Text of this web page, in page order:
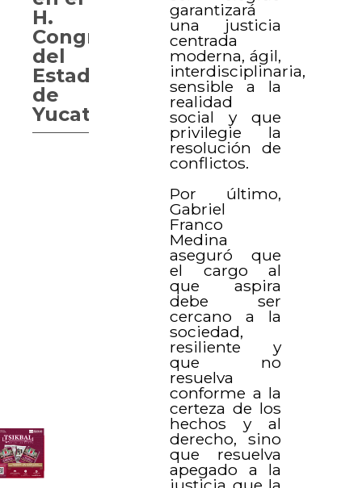
garantizará
una justicia
centrada
moderna, ágil,
interdisciplinaria,
sensible a la
realidad
social y que
privilegie la
resolución de
conflictos.
Por último,
Gabriel
Franco
Medina
aseguró que
el cargo al
que aspira
debe ser
cercano a la
sociedad,
resiliente y
que no
resuelva
conforme a la
certeza de los
hechos y al
derecho, sino
que resuelva
apegado a la
H.
Congreso
del
Estado
de
Yucatán.